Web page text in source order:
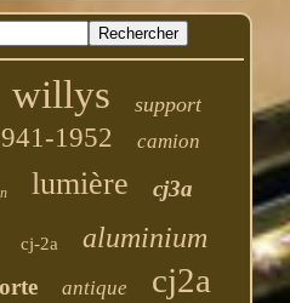
willys support
1952 camion
lumière cj3a
cj-2a aluminium
antique cj2a